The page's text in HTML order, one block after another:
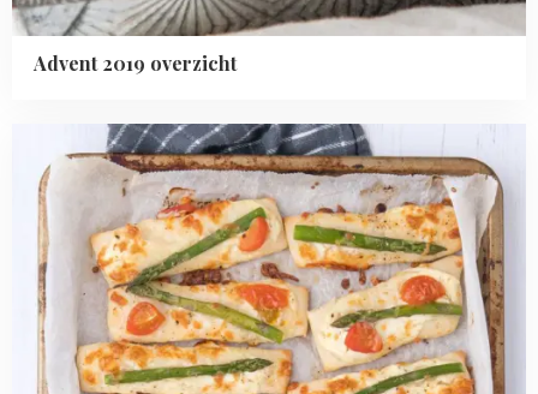
Advent 2019 overzicht
more
about
Asperge-
tomaat
flammkuchen